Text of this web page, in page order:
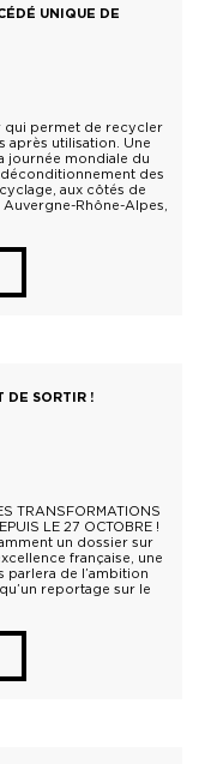
UNIQUE DE
qui permet de recycler
après utilisation. Une
journée mondiale du
déconditionnement des
aux côtés de
Rhône-Alpes,
DE SORTIR !
TRANSFORMATIONS
LE 27 OCTOBRE !
un dossier sur
française, une
parlera de l’ambition
reportage sur le